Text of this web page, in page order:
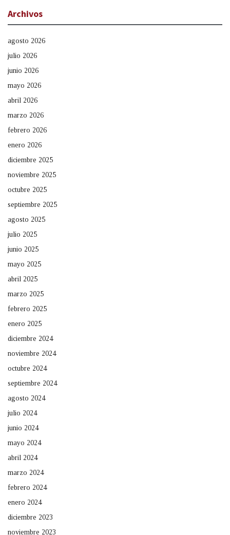
Archivos
agosto 2026
julio 2026
junio 2026
mayo 2026
abril 2026
marzo 2026
febrero 2026
enero 2026
diciembre 2025
noviembre 2025
octubre 2025
septiembre 2025
agosto 2025
julio 2025
junio 2025
mayo 2025
abril 2025
marzo 2025
febrero 2025
enero 2025
diciembre 2024
noviembre 2024
octubre 2024
septiembre 2024
agosto 2024
julio 2024
junio 2024
mayo 2024
abril 2024
marzo 2024
febrero 2024
enero 2024
diciembre 2023
noviembre 2023